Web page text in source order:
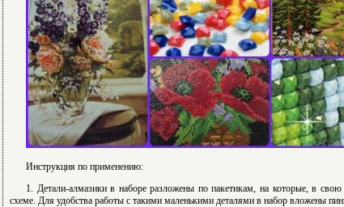
Инструкция по применению:
1. Детали-алмазики в наборе разложены по пакетикам, на которые, в
схеме. Для удобства работы с такими маленькими деталями в набор вложены